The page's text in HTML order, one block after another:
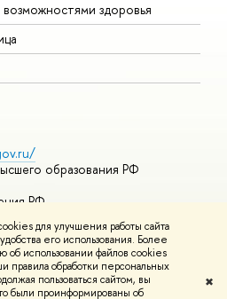
для улучшения работы сайта
его использования. Более
использовании файлов cookies
правила обработки персональных
пользоваться сайтом, вы
были проинформированы об
✖
здоровья
образования РФ
РФ
курсы
и контактыУсловия